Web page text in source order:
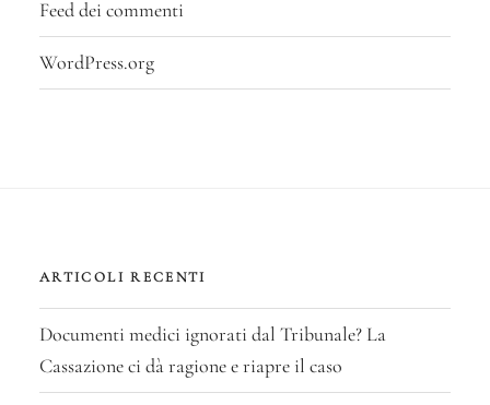
Feed dei commenti
WordPress.org
ARTICOLI RECENTI
Documenti medici ignorati dal Tribunale? La
Cassazione ci dà ragione e riapre il caso